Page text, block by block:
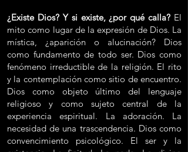
¿Existe Dios? Y si existe, ¿por qué calla? El
mito como lugar de la expresión de Dios. La
mística, ¿aparición o alucinación? Dios
como fundamento de todo ser. Dios como
fenómeno irreductible de la religión. El rito
y la contemplación como sitio de encuentro.
Dios como objeto último del lenguaje
religioso y como sujeto central de la
experiencia espiritual. La adoración. La
necesidad de una trascendencia. Dios como
convencimiento psicológico. El ser y la